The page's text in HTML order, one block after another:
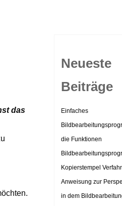
das
Neueste
Beiträge
Einfaches
die Funktionen
Kopierstempel
Anweisung zur
in dem